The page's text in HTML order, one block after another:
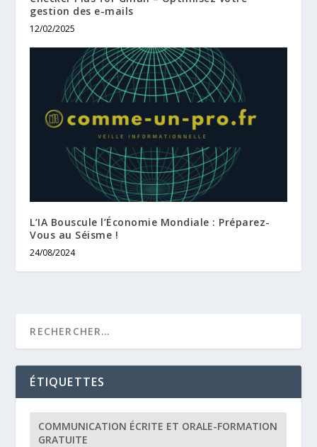
gestion des e-mails
12/02/2025
L’IA Bouscule l’Économie Mondiale : Préparez-
Vous au Séisme !
24/08/2024
ÉTIQUETTES
COMMUNICATION ÉCRITE ET ORALE-FORMATION
GRATUITE